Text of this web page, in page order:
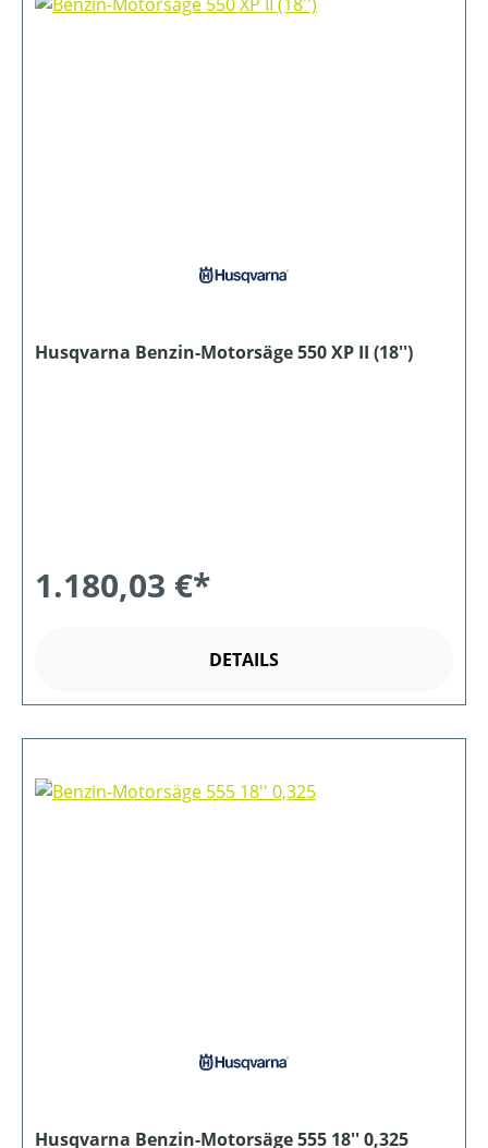
Husqvarna Benzin-Motorsäge 550 XP II (18'')
1.180,03 €*
DETAILS
Husqvarna Benzin-Motorsäge 555 18'' 0,325